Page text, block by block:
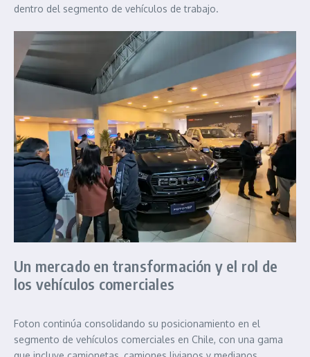
dentro del segmento de vehículos de trabajo.
Un mercado en transformación y el rol de
los vehículos comerciales
Foton continúa consolidando su posicionamiento en el
segmento de vehículos comerciales en Chile, con una gama